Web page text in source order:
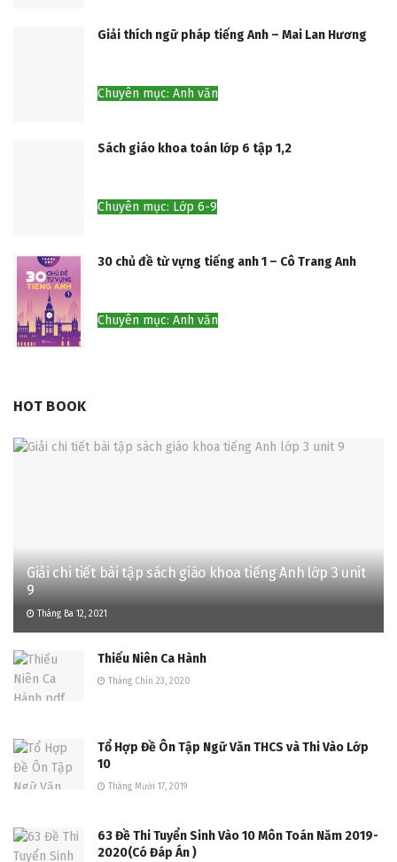
Giải thích ngữ pháp tiếng Anh – Mai Lan Hương
Chuyên mục: Anh văn
Sách giáo khoa toán lớp 6 tập 1,2
Chuyên mục: Lớp 6-9
30 chủ đề từ vựng tiếng anh 1 – Cô Trang Anh
Chuyên mục: Anh văn
HOT BOOK
Giải chi tiết bài tập sách giáo khoa tiếng Anh lớp 3 unit
9
Tháng Ba 12, 2021
Thiếu Niên Ca Hành
Tháng Chín 23, 2020
Tổ Hợp Đề Ôn Tập Ngữ Văn THCS và Thi Vào Lớp
10
Tháng Mười 17, 2019
63 Đề Thi Tuyển Sinh Vào 10 Môn Toán Năm 2019-
2020(Có Đáp Án )